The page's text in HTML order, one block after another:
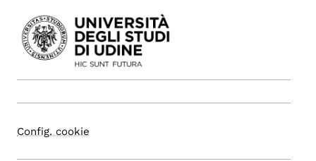
Config. cookie